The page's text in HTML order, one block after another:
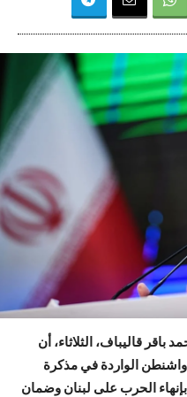
قاليباف، الثلاثاء، أن
واشنطن الواردة في مذكرة
بإنهاء الحرب على لبنان وضمان